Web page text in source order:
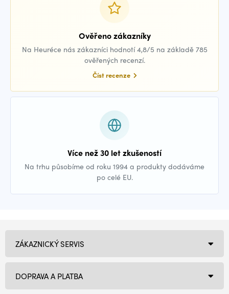
Ověřeno zákazníky
Na Heuréce nás zákazníci hodnotí 4,8/5 na základě 785
ověřených recenzí.
Číst recenze
Více než 30 let zkušeností
Na trhu působíme od roku 1994 a produkty dodáváme
po celé EU.
ZÁKAZNICKÝ SERVIS
DOPRAVA A PLATBA